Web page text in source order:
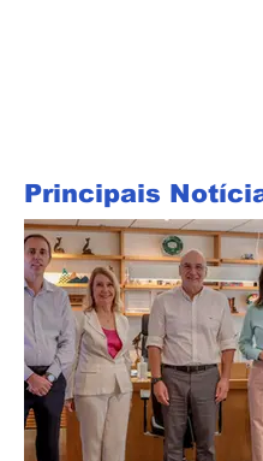
Principais